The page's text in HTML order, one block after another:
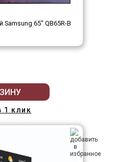
65" QB65R-B
1 клик